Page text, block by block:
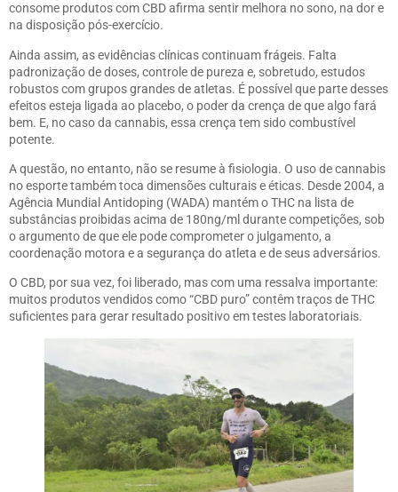
consome produtos com CBD afirma sentir melhora no sono, na dor e
na disposição pós-exercício.
Ainda assim, as evidências clínicas continuam frágeis. Falta
padronização de doses, controle de pureza e, sobretudo, estudos
robustos com grupos grandes de atletas. É possível que parte desses
efeitos esteja ligada ao placebo, o poder da crença de que algo fará
bem. E, no caso da cannabis, essa crença tem sido combustível
potente.
A questão, no entanto, não se resume à fisiologia. O uso de cannabis
no esporte também toca dimensões culturais e éticas. Desde 2004, a
Agência Mundial Antidoping (WADA) mantém o THC na lista de
substâncias proibidas acima de 180ng/ml durante competições, sob
o argumento de que ele pode comprometer o julgamento, a
coordenação motora e a segurança do atleta e de seus adversários.
O CBD, por sua vez, foi liberado, mas com uma ressalva importante:
muitos produtos vendidos como “CBD puro” contêm traços de THC
suficientes para gerar resultado positivo em testes laboratoriais.